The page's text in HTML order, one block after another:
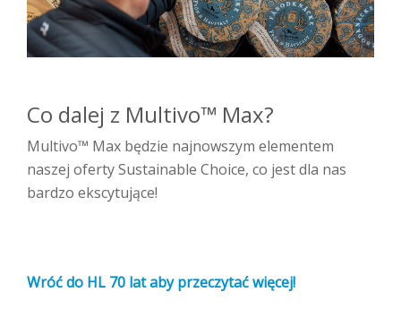
Co dalej z Multivo™ Max?
Multivo™ Max będzie najnowszym elementem
naszej oferty Sustainable Choice, co jest dla nas
bardzo ekscytujące!
Wróć do HL 70 lat aby przeczytać więcej!